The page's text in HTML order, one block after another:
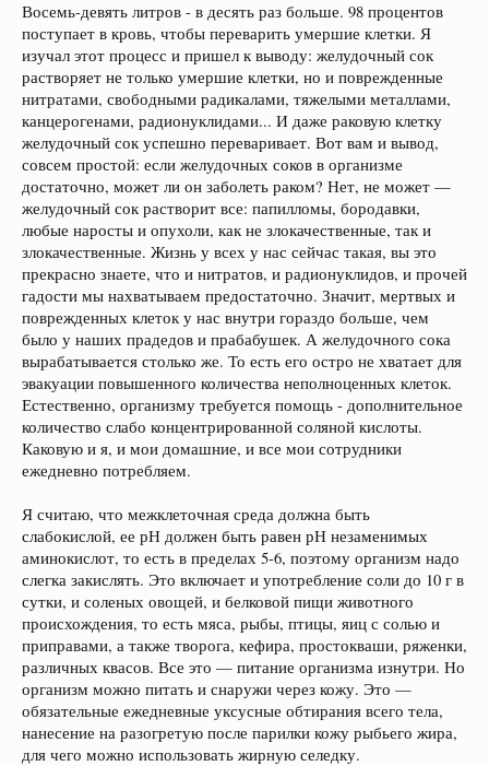
Восемь-девять литров - в десять раз больше. 98 процентов
поступает в кровь, чтобы переварить умершие клетки. Я
изучал этот процесс и пришел к выводу: желудочный сок
растворяет не только умершие клетки, но и поврежденные
нитратами, свободными радикалами, тяжелыми металлами,
канцерогенами, радионуклидами... И даже раковую клетку
желудочный сок успешно переваривает. Вот вам и вывод,
совсем простой: если желудочных соков в организме
достаточно, может ли он заболеть раком? Нет, не может —
желудочный сок растворит все: папилломы, бородавки,
любые наросты и опухоли, как не злокачественные, так и
злокачественные. Жизнь у всех у нас сейчас такая, вы это
прекрасно знаете, что и нитратов, и радионуклидов, и прочей
гадости мы нахватываем предостаточно. Значит, мертвых и
поврежденных клеток у нас внутри гораздо больше, чем
было у наших прадедов и прабабушек. А желудочного сока
вырабатывается столько же. То есть его остро не хватает для
эвакуации повышенного количества неполноценных клеток.
Естественно, организму требуется помощь - дополнительное
количество слабо концентрированной соляной кислоты.
Каковую и я, и мои домашние, и все мои сотрудники
ежедневно потребляем.
Я считаю, что межклеточная среда должна быть
слабокислой, ее рН должен быть равен рН незаменимых
аминокислот, то есть в пределах 5-6, поэтому организм надо
слегка закислять. Это включает и употребление соли до 10 г в
сутки, и соленых овощей, и белковой пищи животного
происхождения, то есть мяса, рыбы, птицы, яиц с солью и
приправами, а также творога, кефира, простокваши, ряженки,
различных квасов. Все это — питание организма изнутри. Но
организм можно питать и снаружи через кожу. Это —
обязательные ежедневные уксусные обтирания всего тела,
нанесение на разогретую после парилки кожу рыбьего жира,
для чего можно использовать жирную селедку.